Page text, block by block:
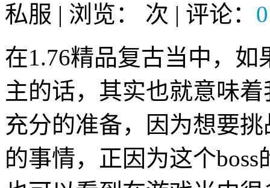
私服 | 浏览：
次 | 评论： 0
在1.76精品复古当中，
主的话，其实也就意味
充分的准备，因为想要
的事情，正因为这个